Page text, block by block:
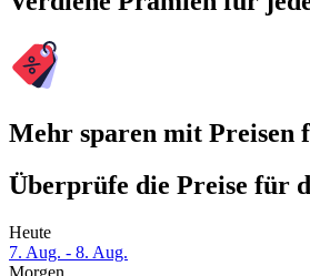
Mehr sparen mit
Überprüfe die Preise für
Heute
7. Aug. - 8. Aug.